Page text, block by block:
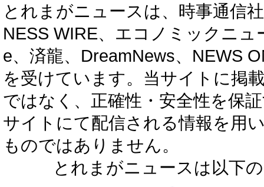
とれまがニュースは、時事通信
NESS WIRE、エコノミックニ
e、済龍、DreamNews、NEWS
を受けています。当サイトに掲
ではなく、正確性・安全性を保
サイトにて配信される情報を用
ものではありません。
とれまがニュースは以下